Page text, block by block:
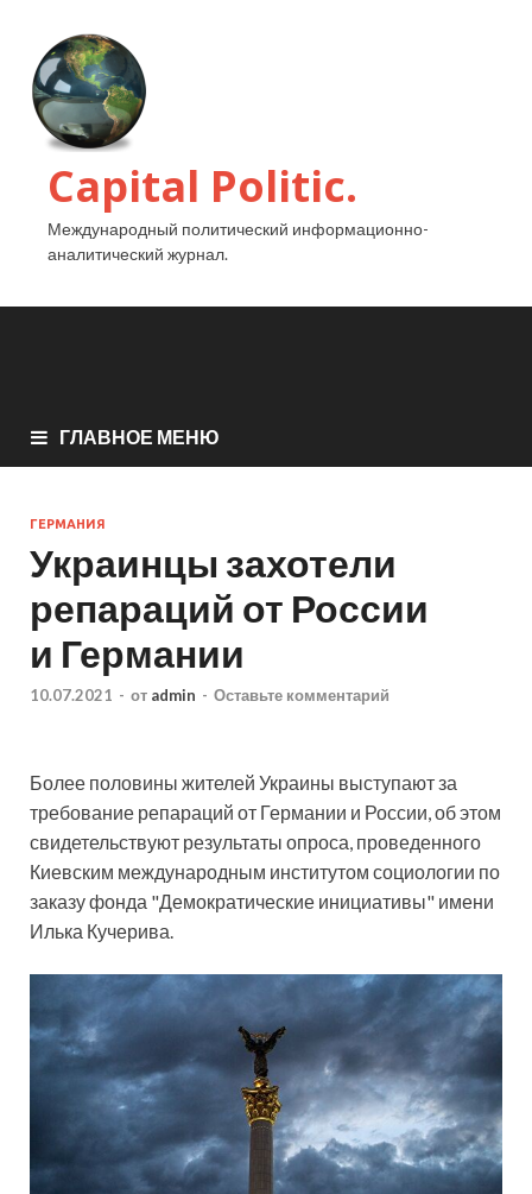
Capital Politic.
Международный политический информационно-
аналитический журнал.
ГЛАВНОЕ МЕНЮ
ГЕРМАНИЯ
Украинцы захотели
репараций от России
и Германии
10.07.2021 - от admin - Оставьте комментарий
Более половины жителей Украины выступают за
требование репараций от Германии и России, об этом
свидетельствуют результаты опроса, проведенного
Киевским международным институтом социологии по
заказу фонда "Демократические инициативы" имени
Илька Кучерива.